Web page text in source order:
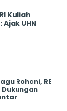
Kuliah
Ajak UHN
Rohani, RE